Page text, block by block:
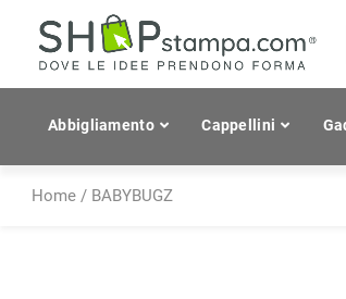
Abbigliamento Cappellini
Home / BABYBUGZ